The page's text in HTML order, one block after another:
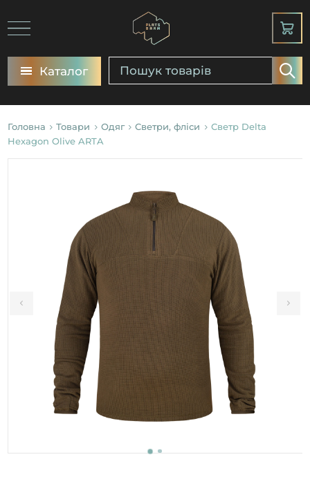
Каталог
Головна Товари Одяг Светри, фліси
Светр Delta
Hexagon Olive ARTA